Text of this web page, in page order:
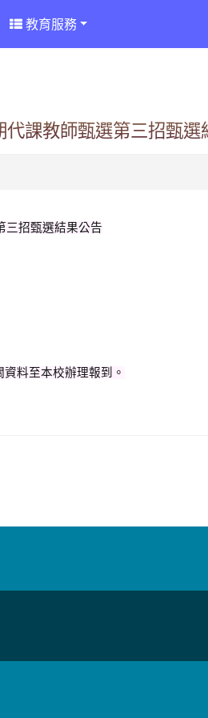
教育服務
課教師甄選第三招甄選
三招甄選結果公告
料至本校辦理報到。